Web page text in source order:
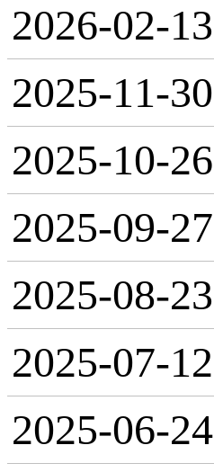
2026-02-13
2025-11-30
2025-10-26
2025-09-27
2025-08-23
2025-07-12
2025-06-24